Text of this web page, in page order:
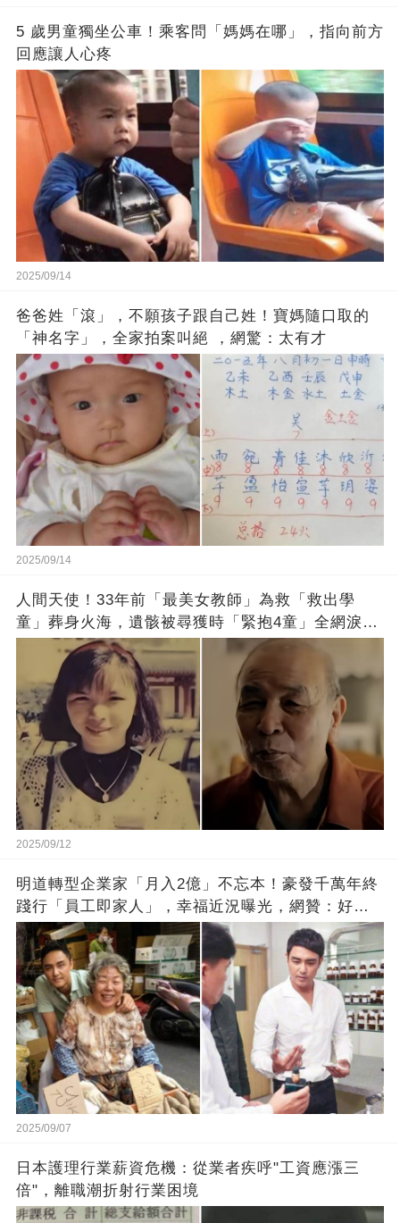
5 歲男童獨坐公車！乘客問「媽媽在哪」，指向前方
回應讓人心疼
2025/09/14
爸爸姓「滾」，不願孩子跟自己姓！寶媽隨口取的
「神名字」，全家拍案叫絕 ，網驚：太有才
2025/09/14
人間天使！33年前「最美女教師」為救「救出學
童」葬身火海，遺骸被尋獲時「緊抱4童」全網淚
崩：真正的英雄不該被遺忘
2025/09/12
明道轉型企業家「月入2億」不忘本！豪發千萬年終
踐行「員工即家人」，幸福近況曝光，網贊：好老
闆的福報
2025/09/07
日本護理行業薪資危機：從業者疾呼"工資應漲三
倍"，離職潮折射行業困境